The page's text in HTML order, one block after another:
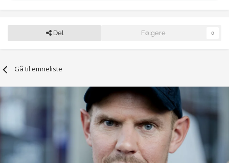
Del Følgere 0
Gå til emneliste